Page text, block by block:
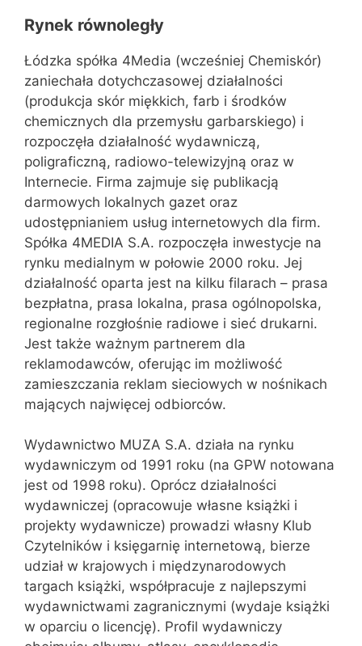
Rynek równoległy
Łódzka spółka 4Media (wcześniej Chemiskór)
zaniechała dotychczasowej działalności
(produkcja skór miękkich, farb i środków
chemicznych dla przemysłu garbarskiego) i
rozpoczęła działalność wydawniczą,
poligraficzną, radiowo-telewizyjną oraz w
Internecie. Firma zajmuje się publikacją
darmowych lokalnych gazet oraz
udostępnianiem usług internetowych dla firm.
Spółka 4MEDIA S.A. rozpoczęła inwestycje na
rynku medialnym w połowie 2000 roku. Jej
działalność oparta jest na kilku filarach – prasa
bezpłatna, prasa lokalna, prasa ogólnopolska,
regionalne rozgłośnie radiowe i sieć drukarni.
Jest także ważnym partnerem dla
reklamodawców, oferując im możliwość
zamieszczania reklam sieciowych w nośnikach
mających najwięcej odbiorców.
Wydawnictwo MUZA S.A. działa na rynku
wydawniczym od 1991 roku (na GPW notowana
jest od 1998 roku). Oprócz działalności
wydawniczej (opracowuje własne książki i
projekty wydawnicze) prowadzi własny Klub
Czytelników i księgarnię internetową, bierze
udział w krajowych i międzynarodowych
targach książki, współpracuje z najlepszymi
wydawnictwami zagranicznymi (wydaje książki
w oparciu o licencję). Profil wydawniczy